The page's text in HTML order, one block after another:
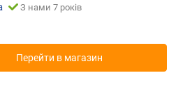
З нами 7 років
Перейти в магазин